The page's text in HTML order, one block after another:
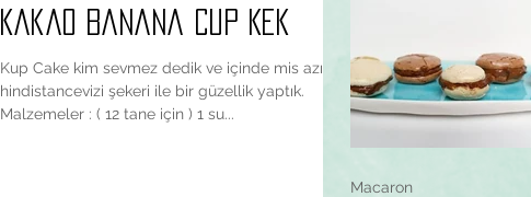
Kakao Banana Cup Kek
Kup Cake kim sevmez dedik ve içinde mis azıcık
hindistancevizi şekeri ile bir güzellik yaptık.
Malzemeler : ( 12 tane için ) 1 su...
Macaron